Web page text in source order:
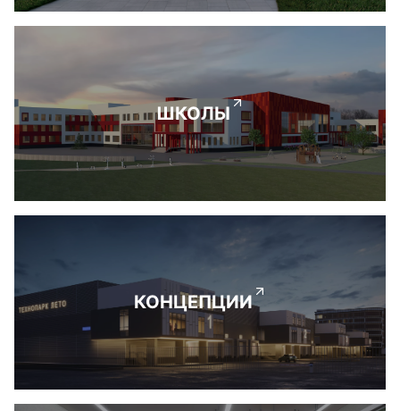
ШКОЛЫ
КОНЦЕПЦИИ